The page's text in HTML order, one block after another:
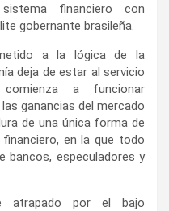
financiero con
gobernante brasileña.
a la lógica de la
deja de estar al servicio
a funcionar
ganancias del mercado
de una única forma de
en la que todo
bancos, especuladores y
atrapado por el bajo